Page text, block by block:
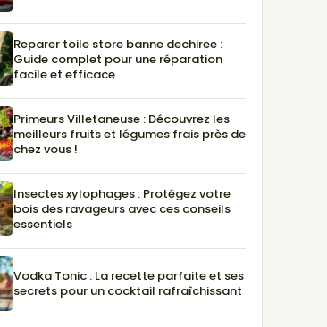
Reparer toile store banne dechiree :
Guide complet pour une réparation
facile et efficace
Primeurs Villetaneuse : Découvrez les
meilleurs fruits et légumes frais près de
chez vous !
Insectes xylophages : Protégez votre
bois des ravageurs avec ces conseils
essentiels
Vodka Tonic : La recette parfaite et ses
secrets pour un cocktail rafraîchissant